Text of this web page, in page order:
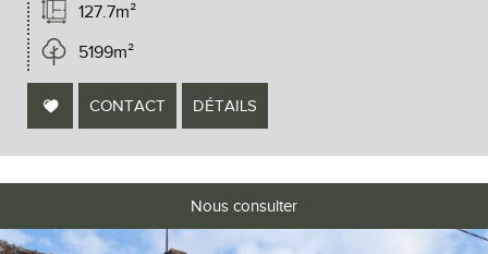
127.7m²
5199m²
CONTACT DÉTAILS
Nous consulter